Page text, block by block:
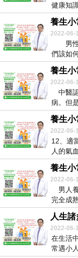
健康知
養生小
2022-06-
男性
們該如
養生小
2022-06-
中醫
病。但
摩場...
養生小
2022-06-
12、適
人的氣
也...
養生
2022-06-
男人
完全成
人生
2022-06-
在生活
常遇小